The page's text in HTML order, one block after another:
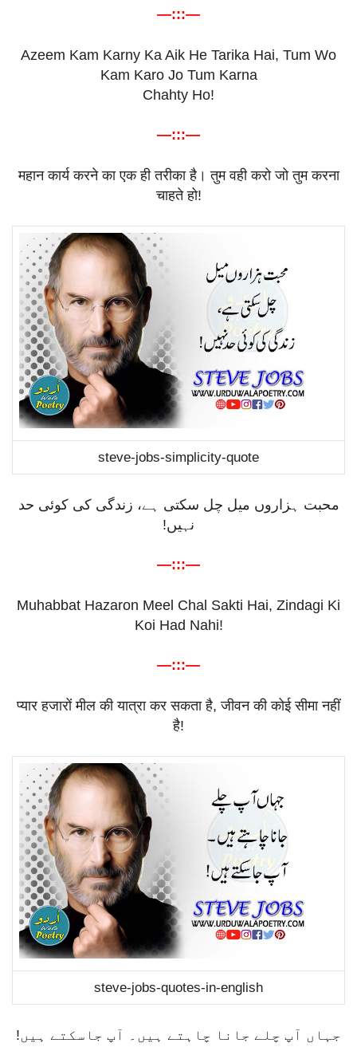
—:::—
Azeem Kam Karny Ka Aik He Tarika Hai, Tum Wo
Kam Karo Jo Tum Karna
Chahty Ho!
—:::—
महान कार्य करने का एक ही तरीका है। तुम वही करो जो तुम करना
चाहते हो!
steve-jobs-simplicity-quote
محبت ہزاروں میل چل سکتی ہے، زندگی کی کوئی حد
نہیں!
—:::—
Muhabbat Hazaron Meel Chal Sakti Hai, Zindagi Ki
Koi Had Nahi!
—:::—
प्यार हजारों मील की यात्रा कर सकता है,जीवन की कोई सीमा नहीं
है!
steve-jobs-quotes-in-english
جہاں آپ چلے جانا چاہتے ہیں۔ آپ جاسکتے ہیں!